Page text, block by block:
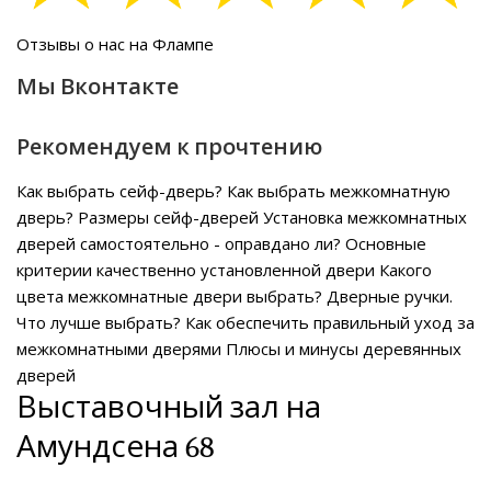
Отзывы о нас на Флампе
Мы Вконтакте
Рекомендуем к прочтению
Как выбрать сейф-дверь? Как выбрать межкомнатную
дверь? Размеры сейф-дверей Установка межкомнатных
дверей самостоятельно - оправдано ли? Основные
критерии качественно установленной двери Какого
цвета межкомнатные двери выбрать? Дверные ручки.
Что лучше выбрать? Как обеспечить правильный уход за
межкомнатными дверями Плюсы и минусы деревянных
дверей
Выставочный зал на
Амундсена 68